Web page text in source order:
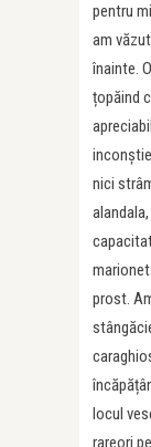
pentru
am
înainte.
țopăind
nici
prost.
locul
rareori